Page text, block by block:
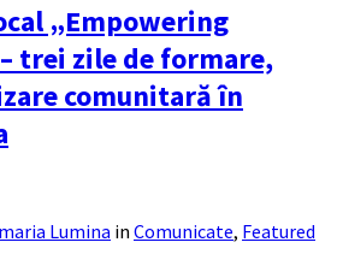
„Empowering
trei zile de formare,
comunitară în
Lumina in Comunicate, Featured